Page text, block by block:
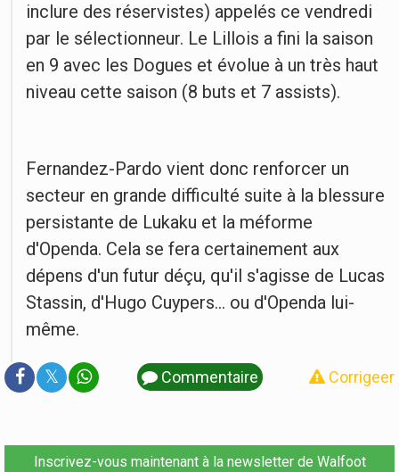
inclure des réservistes) appelés ce vendredi
par le sélectionneur. Le Lillois a fini la saison
en 9 avec les Dogues et évolue à un très haut
niveau cette saison (8 buts et 7 assists).
Fernandez-Pardo vient donc renforcer un
secteur en grande difficulté suite à la blessure
persistante de Lukaku et la méforme
d'Openda. Cela se fera certainement aux
dépens d'un futur déçu, qu'il s'agisse de Lucas
Stassin, d'Hugo Cuypers... ou d'Openda lui-
même.
𝕏 Commentaire Corrigeer
Inscrivez-vous maintenant à la newsletter de Walfoot